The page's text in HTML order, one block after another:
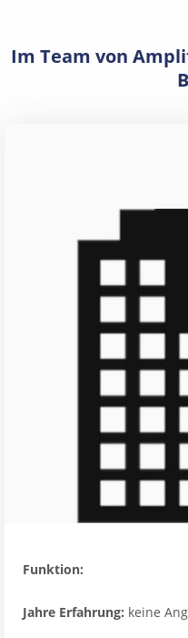
Im Team von
Funktion:
Jahre Erfahrung: keine